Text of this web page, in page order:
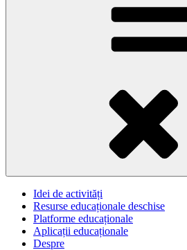
Idei de activități
Resurse educaționale deschise
Platforme educaționale
Aplicații educaționale
Despre